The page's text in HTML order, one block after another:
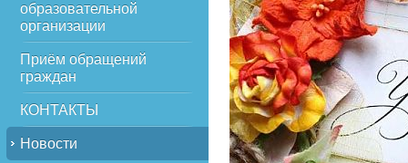
образовательной
организации
Приём обращений
граждан
КОНТАКТЫ
Новости